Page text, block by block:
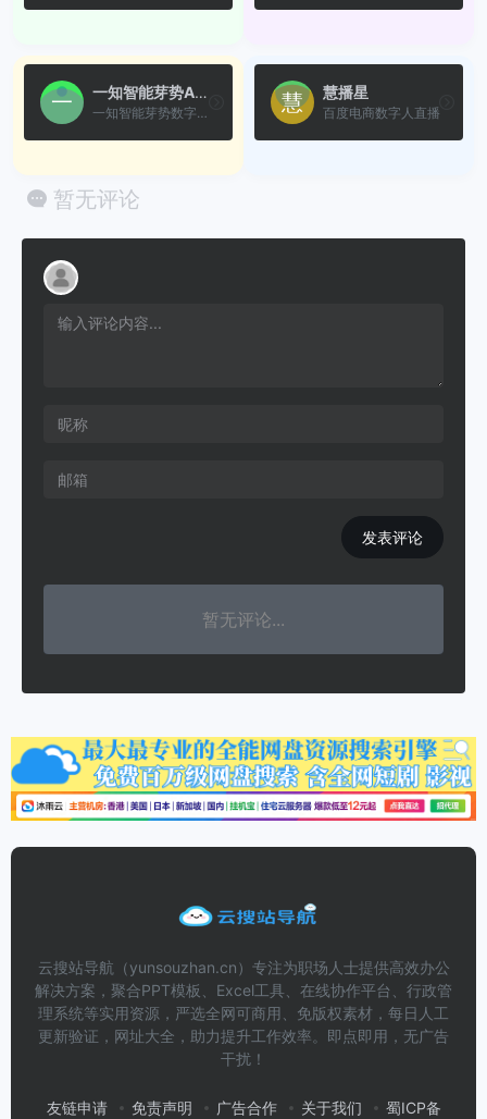
一知智能芽势AI数字人
一知智能芽势数字人能够实现...
慧播星
百度电商数字人直播
暂无评论
发表评论
暂无评论...
云搜站导航（yunsouzhan.cn）专注为职场人士提供高效办公
解决方案，聚合PPT模板、Excel工具、在线协作平台、行政管
理系统等实用资源，严选全网可商用、免版权素材，每日人工
更新验证，网址大全，助力提升工作效率。即点即用，无广告
干扰！
友链申请 免责声明 广告合作 关于我们 蜀ICP备